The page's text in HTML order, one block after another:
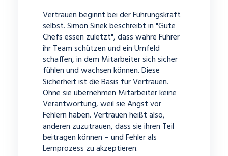
Vertrauen beginnt bei der Führungskraft
selbst. Simon Sinek beschreibt in "Gute
Chefs essen zuletzt", dass wahre Führer
ihr Team schützen und ein Umfeld
schaffen, in dem Mitarbeiter sich sicher
fühlen und wachsen können. Diese
Sicherheit ist die Basis für Vertrauen.
Ohne sie übernehmen Mitarbeiter keine
Verantwortung, weil sie Angst vor
Fehlern haben. Vertrauen heißt also,
anderen zuzutrauen, dass sie ihren Teil
beitragen können – und Fehler als
Lernprozess zu akzeptieren.